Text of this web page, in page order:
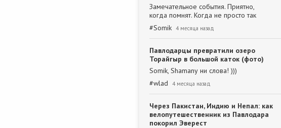
Замечательное события. Приятно,
когда помнят. Когда не просто так
#Somik 4 месяца назад
Павлодарцы превратили озеро
Торайгыр в большой каток (фото)
Somik, Shamanу ни слова! )))
#wlad 4 месяца назад
Через Пакистан, Индию и Непал: как
велопутешественник из Павлодара
покорил Эверест